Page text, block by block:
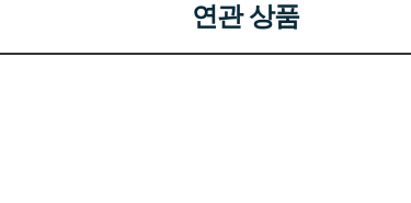
연관 상품